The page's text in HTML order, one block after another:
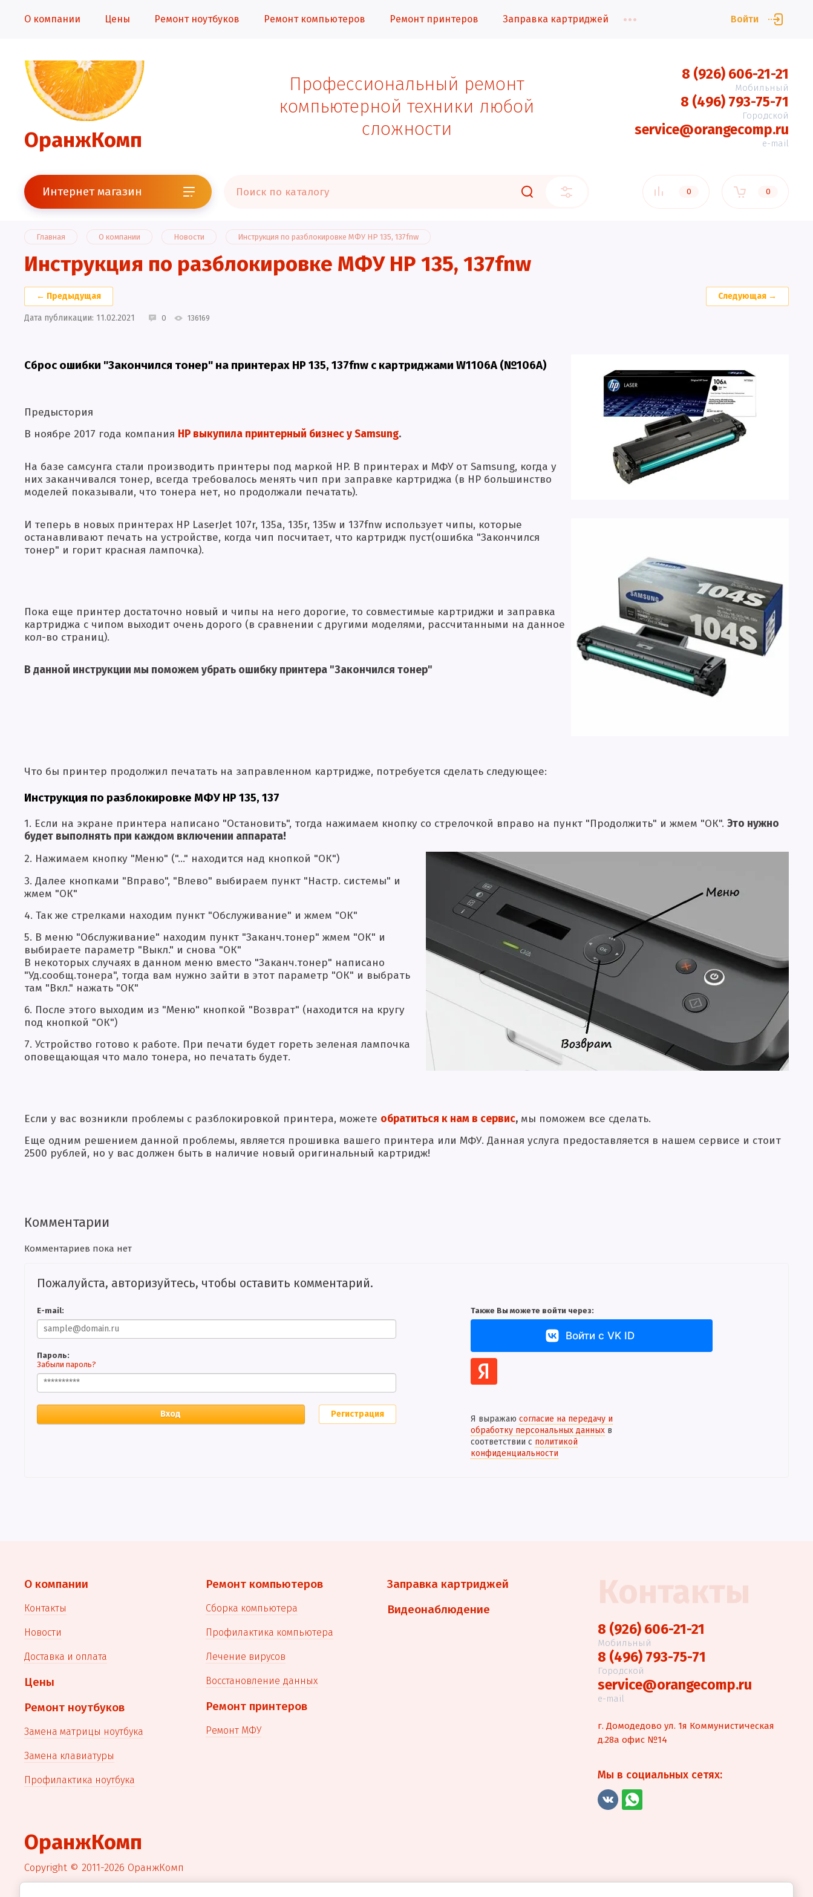
О компании Цены Ремонт ноутбуков Ремонт компьютеров Ремонт принтеров Заправка картриджей Войти
ОранжКомп
Профессиональный ремонт
компьютерной техники любой
сложности
8 (926) 606-21-21
Мобильный
8 (496) 793-75-71
Городской
service@orangecomp.ru
e-mail
Интернет магазин 0 0
Главная О компании Новости Инструкция по разблокировке МФУ HP 135, 137fnw
Инструкция по разблокировке МФУ HP 135, 137fnw
← Предыдущая Следующая →
Дата публикации: 11.02.2021 0 136169
Сброс ошибки "Закончился тонер" на принтерах HP 135, 137fnw с картриджами W1106A (№106A)
Предыстория
В ноябре 2017 года компания HP выкупила принтерный бизнес у Samsung.
На базе самсунга стали производить принтеры под маркой HP. В принтерах и МФУ от Samsung, когда у
них заканчивался тонер, всегда требовалось менять чип при заправке картриджа (в HP большинство
моделей показывали, что тонера нет, но продолжали печатать).
И теперь в новых принтерах HP LaserJet 107r, 135a, 135r, 135w и 137fnw использует чипы, которые
останавливают печать на устройстве, когда чип посчитает, что картридж пуст(ошибка "Закончился
тонер" и горит красная лампочка).
Пока еще принтер достаточно новый и чипы на него дорогие, то совместимые картриджи и заправка
картриджа с чипом выходит очень дорого (в сравнении с другими моделями, рассчитанными на данное
кол-во страниц).
В данной инструкции мы поможем убрать ошибку принтера "Закончился тонер"
Что бы принтер продолжил печатать на заправленном картридже, потребуется сделать следующее:
Инструкция по разблокировке МФУ HP 135, 137
1. Если на экране принтера написано "Остановить", тогда нажимаем кнопку со стрелочкой вправо на пункт "Продолжить" и жмем "ОК". Это нужно
будет выполнять при каждом включении аппарата!
2. Нажимаем кнопку "Меню" ("..." находится над кнопкой "ОК")
3. Далее кнопками "Вправо", "Влево" выбираем пункт "Настр. системы" и
жмем "ОК"
4. Так же стрелками находим пункт "Обслуживание" и жмем "ОК"
5. В меню "Обслуживание" находим пункт "Заканч.тонер" жмем "ОК" и
выбираете параметр "Выкл." и снова "ОК"
В некоторых случаях в данном меню вместо "Заканч.тонер" написано
"Уд.сообщ.тонера", тогда вам нужно зайти в этот параметр "ОК" и выбрать
там "Вкл." нажать "ОК"
6. После этого выходим из "Меню" кнопкой "Возврат" (находится на кругу
под кнопкой "ОК")
7. Устройство готово к работе. При печати будет гореть зеленая лампочка
оповещающая что мало тонера, но печатать будет.
Если у вас возникли проблемы с разблокировкой принтера, можете обратиться к нам в сервис, мы поможем все сделать.
Еще одним решением данной проблемы, является прошивка вашего принтера или МФУ. Данная услуга предоставляется в нашем сервисе и стоит
2500 рублей, но у вас должен быть в наличие новый оригинальный картридж!
Комментарии
Комментариев пока нет
Пожалуйста, авторизуйтесь, чтобы оставить комментарий.
E-mail:
Пароль:
Забыли пароль?
Регистрация
Вход
Также Вы можете войти через:
Войти с VK ID
Я выражаю согласие на передачу и
обработку персональных данныхв
соответствии с политикой
конфиденциальности
О компании
Контакты
Новости
Доставка и оплата
Цены
Ремонт ноутбуков
Замена матрицы ноутбука
Замена клавиатуры
Профилактика ноутбука
Ремонт компьютеров
Сборка компьютера
Профилактика компьютера
Лечение вирусов
Восстановление данных
Ремонт принтеров
Ремонт МФУ
Заправка картриджей
Видеонаблюдение
ОранжКомп
Copyright © 2011-2026 ОранжКомп
Контакты
8 (926) 606-21-21
Мобильный
8 (496) 793-75-71
Городской
service@orangecomp.ru
e-mail
г. Домодедово ул. 1я Коммунистическая
д.28а офис №14
Мы в социальных сетях: